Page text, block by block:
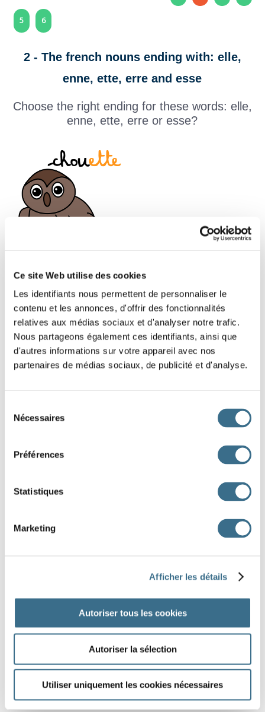
Ce site Web utilise des cookies
Les identifiants nous permettent de personnaliser le
contenu et les annonces, d'offrir des fonctionnalités
relatives aux médias sociaux et d'analyser notre trafic.
Nous partageons également ces identifiants, ainsi que
d'autres informations sur votre appareil avec nos
partenaires de médias sociaux, de publicité et d'analyse.
Nécessaires
Préférences
Statistiques
Marketing
Afficher les détails
Autoriser tous les cookies
Autoriser la sélection
Utiliser uniquement les cookies nécessaires
5 6
2 - The french nouns ending with: elle,
enne, ette, erre and esse
Choose the right ending for these words: elle,
enne, ette, erre or esse?
une chi
une chap
une chemis
une coup